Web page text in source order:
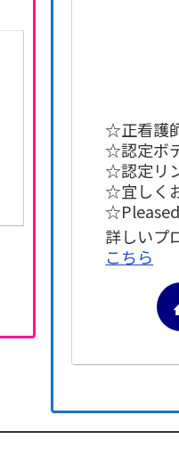
☆正看護
☆認定ボ
☆認定リ
☆宜しく
詳しいプ
こちら